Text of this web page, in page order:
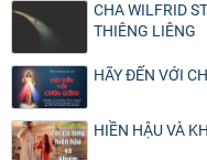
CHA WILFRID
THIÊNG LIÊNG
HÃY ĐẾN VỚI
HIỀN HẬU VÀ